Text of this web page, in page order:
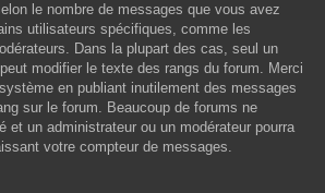
le nombre de messages que vous avez
utilisateurs spécifiques, comme les
Dans la plupart des cas, seul un
modifier le texte des rangs du forum. Merci
en publiant inutilement des messages
sur le forum. Beaucoup de forums ne
et un administrateur ou un modérateur pourra
votre compteur de messages.